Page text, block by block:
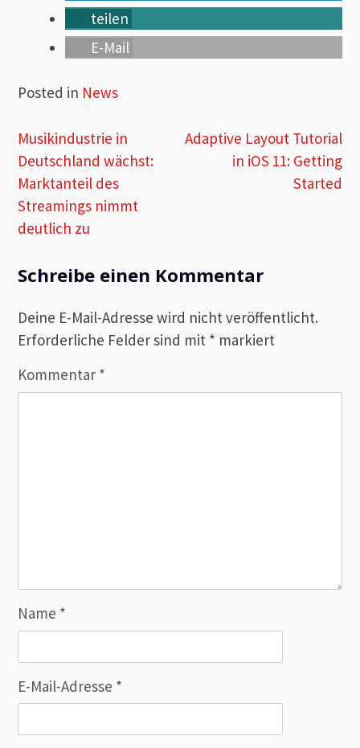
teilen
E-Mail
Posted in News
Beitragsnavigation
Musikindustrie in
Deutschland wächst:
Marktanteil des
Streamings nimmt
deutlich zu
Adaptive Layout Tutorial
in iOS 11: Getting
Started
Schreibe einen Kommentar
Deine E-Mail-Adresse wird nicht veröffentlicht.
Erforderliche Felder sind mit * markiert
Kommentar *
Name *
E-Mail-Adresse *